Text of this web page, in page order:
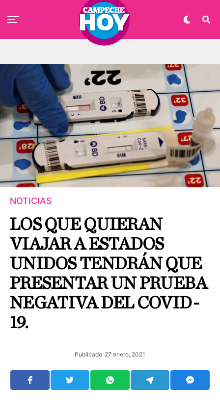
NOTICIAS
LOS QUE QUIERAN
VIAJAR A ESTADOS
UNIDOS TENDRÁN QUE
PRESENTAR UN PRUEBA
NEGATIVA DEL COVID-
19.
Publicado 27 enero, 2021